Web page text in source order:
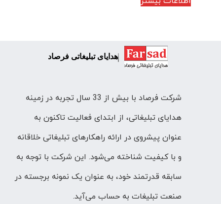
هدایای تبلیغاتی فرصاد
شرکت فرصاد با بیش از 33 سال تجربه در زمینه
هدایای تبلیغاتی، از ابتدای فعالیت تاکنون به
عنوان پیشروی در ارائه راهکارهای تبلیغاتی خلاقانه
و با کیفیت شناخته می‌شود. این شرکت با توجه به
سابقه قدرتمند خود، به عنوان یک نمونه برجسته در
صنعت تبلیغات به حساب می‌آید.